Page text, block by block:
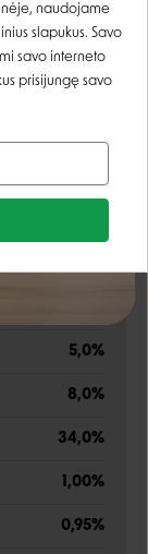
3352 kcal/kg
5,0%
8,0%
34,0%
1,00%
0,95%
naudojame
slapukus. Savo
savo interneto
prisijungę savo